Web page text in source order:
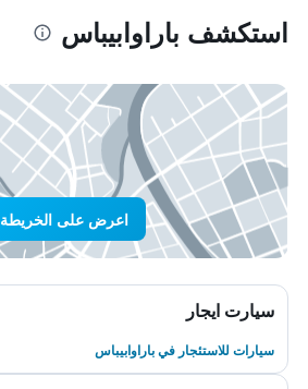
استكشف باراوابيباس
اعرض على الخريطة
سيارت ايجار
سيارات للاستئجار في باراوابيباس